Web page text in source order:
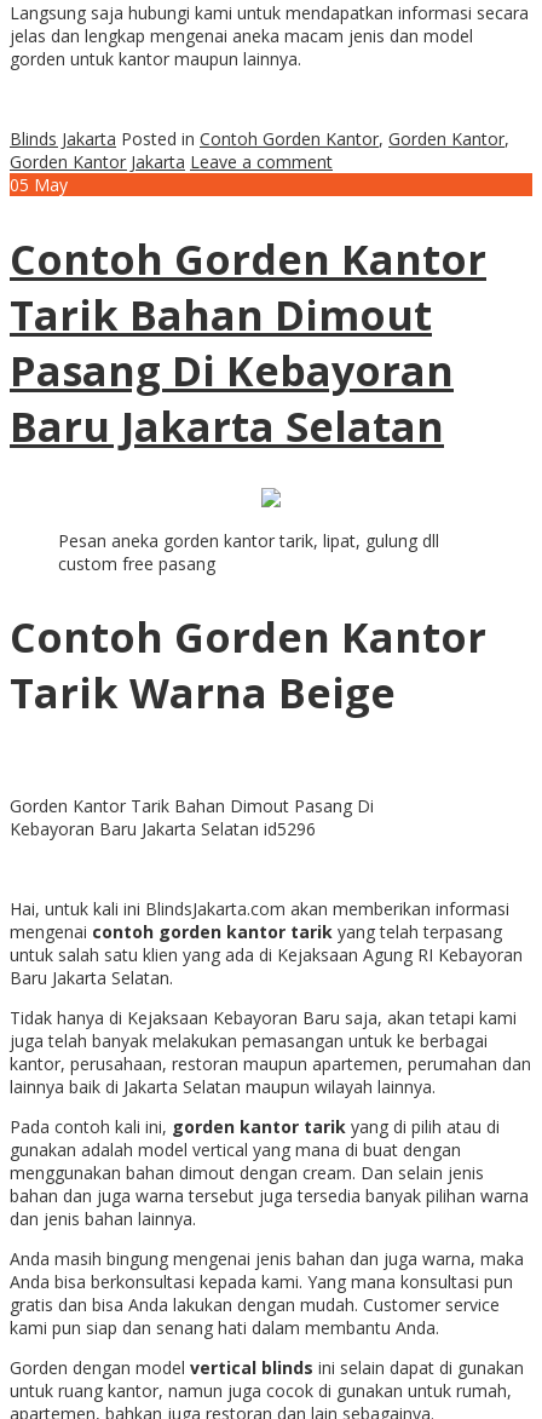
Langsung saja hubungi kami untuk mendapatkan informasi secara
jelas dan lengkap mengenai aneka macam jenis dan model
gorden untuk kantor maupun lainnya.
Blinds Jakarta Posted in Contoh Gorden Kantor, Gorden Kantor,
Gorden Kantor Jakarta Leave a comment
05 May
Contoh Gorden Kantor
Tarik Bahan Dimout
Pasang Di Kebayoran
Baru Jakarta Selatan
Pesan aneka gorden kantor tarik, lipat, gulung dll
custom free pasang
Contoh Gorden Kantor
Tarik Warna Beige
Gorden Kantor Tarik Bahan Dimout Pasang Di
Kebayoran Baru Jakarta Selatan id5296
Hai, untuk kali ini BlindsJakarta.com akan memberikan informasi
mengenai contoh gorden kantor tarik yang telah terpasang
untuk salah satu klien yang ada di Kejaksaan Agung RI Kebayoran
Baru Jakarta Selatan.
Tidak hanya di Kejaksaan Kebayoran Baru saja, akan tetapi kami
juga telah banyak melakukan pemasangan untuk ke berbagai
kantor, perusahaan, restoran maupun apartemen, perumahan dan
lainnya baik di Jakarta Selatan maupun wilayah lainnya.
Pada contoh kali ini, gorden kantor tarik yang di pilih atau di
gunakan adalah model vertical yang mana di buat dengan
menggunakan bahan dimout dengan cream. Dan selain jenis
bahan dan juga warna tersebut juga tersedia banyak pilihan warna
dan jenis bahan lainnya.
Anda masih bingung mengenai jenis bahan dan juga warna, maka
Anda bisa berkonsultasi kepada kami. Yang mana konsultasi pun
gratis dan bisa Anda lakukan dengan mudah. Customer service
kami pun siap dan senang hati dalam membantu Anda.
Gorden dengan model vertical blinds ini selain dapat di gunakan
untuk ruang kantor, namun juga cocok di gunakan untuk rumah,
apartemen, bahkan juga restoran dan lain sebagainya.